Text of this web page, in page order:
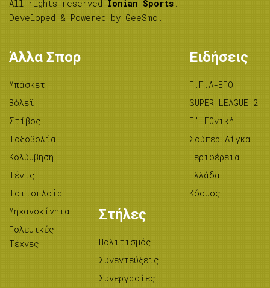
All rights reserved Ionian Sports .
Developed & Powered by GeeSmo .
Άλλα Σπορ
Μπάσκετ
Βόλεϊ
Στίβος
Tοξοβολία
Κολύμβηση
Τένις
Ιστιοπλοΐα
Μηχανοκίνητα
Πολεμικές
Τέχνες
Ειδήσεις
Γ.Γ.Α-ΕΠΟ
SUPER LEAGUE 2
Γ’ Εθνική
Σούπερ Λίγκα
Περιφέρεια
Ελλάδα
Κόσμος
Στήλες
Πολιτισμός
Συνεντεύξεις
Συνεργασίες